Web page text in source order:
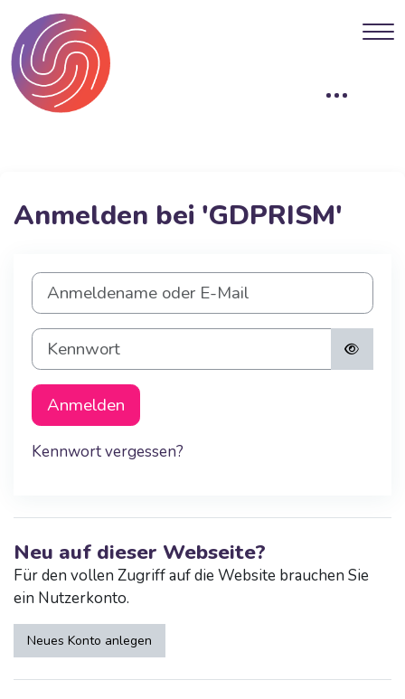
Anmelden bei 'GDPRISM'
Anmeldename oder E-Mail
Kennwort
Anmelden
Kennwort vergessen?
Neu auf dieser Webseite?
Für den vollen Zugriff auf die Website brauchen Sie
ein Nutzerkonto.
Neues Konto anlegen